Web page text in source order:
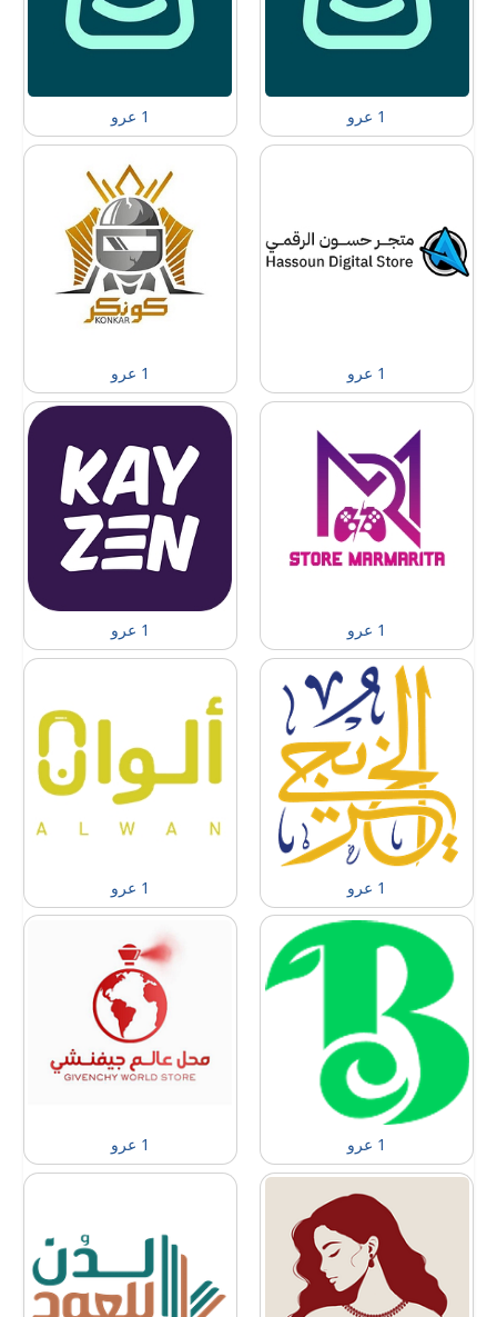
1 عرو 1 عرو
1 عرو 1 عرو
1 عرو 1 عرو
1 عرو 1 عرو
1 عرو 1 عرو